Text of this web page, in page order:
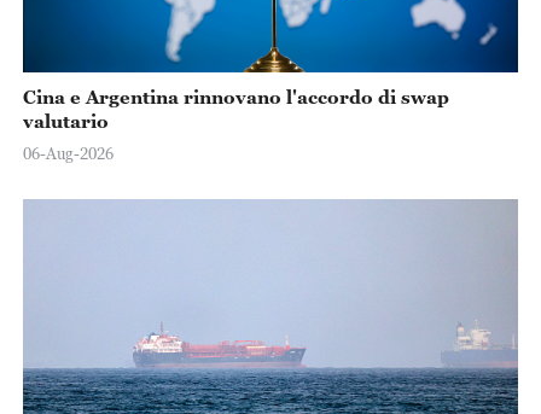
Cina e Argentina rinnovano l'accordo di swap
valutario
06-Aug-2026